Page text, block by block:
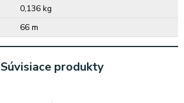
0,136 kg
66 m
Súvisiace produkty